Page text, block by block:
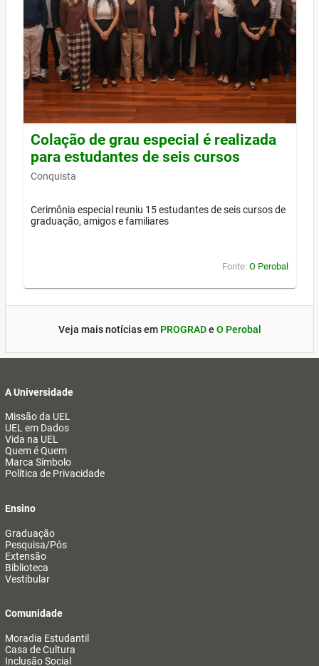
Colação de grau especial é realizada
para estudantes de seis cursos
Conquista
Cerimônia especial reuniu 15 estudantes de seis cursos de
graduação, amigos e familiares
Fonte: O Perobal
Veja mais notícias em PROGRADe O Perobal
A Universidade
Missão da UEL
UEL em Dados
Vida na UEL
Quem é Quem
Marca Símbolo
Política de Privacidade
Ensino
Graduação
Pesquisa/Pós
Extensão
Biblioteca
Vestibular
Comunidade
Moradia Estudantil
Casa de Cultura
Inclusão Social